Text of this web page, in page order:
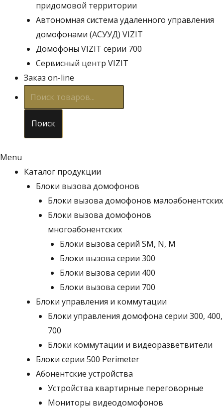
придомовой территории
Автономная система удаленного управления
домофонами (АСУУД) VIZIT
Домофоны VIZIT серии 700
Сервисный центр VIZIT
Заказ on-line
Поиск
товаров
Поиск
Menu
Каталог продукции
Блоки вызова домофонов
Блоки вызова домофонов малоабонентских
Блоки вызова домофонов
многоабонентских
Блоки вызова серий SM, N, M
Блоки вызова серии 300
Блоки вызова серии 400
Блоки вызова серии 700
Блоки управления и коммутации
Блоки управления домофона серии 300, 400,
700
Блоки коммутации и видеоразветвители
Блоки серии 500 Perimeter
Абонентские устройства
Устройства квартирные переговорные
Мониторы видеодомофонов